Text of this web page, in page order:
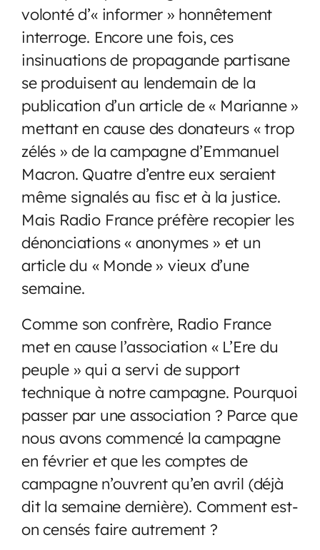
volonté d’« informer » honnêtement
interroge. Encore une fois, ces
insinuations de propagande partisane
se produisent au lendemain de la
publication d’un article de « Marianne »
mettant en cause des donateurs « trop
zélés » de la campagne d’Emmanuel
Macron. Quatre d’entre eux seraient
même signalés au fisc et à la justice.
Mais Radio France préfère recopier les
dénonciations « anonymes » et un
article du « Monde » vieux d’une
semaine.
Comme son confrère, Radio France
met en cause l’association « L’Ere du
peuple » qui a servi de support
technique à notre campagne. Pourquoi
passer par une association ? Parce que
nous avons commencé la campagne
en février et que les comptes de
campagne n’ouvrent qu’en avril (déjà
dit la semaine dernière). Comment est-
on censés faire autrement ?